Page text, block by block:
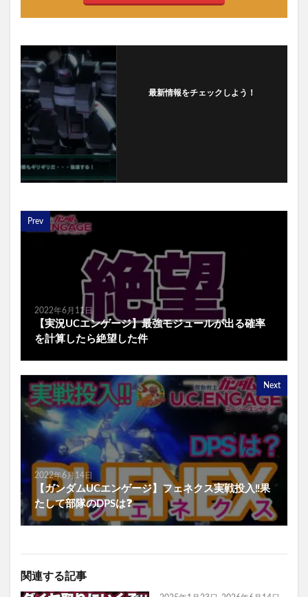
最新情報をチェックしよう！
Prev
2022年6月11日
【実況UCエンゲージ】最強モジュールが出る確率
を計算したら絶望した件
Next
2022年6月14日
【ガンダムUCエンゲージ】フェネクス実戦投入‼️果
たして部隊のDPSは❓
関連する記事